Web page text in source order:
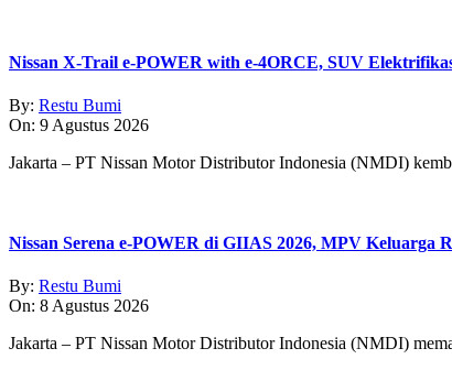
Nissan X-Trail e-POWER with e-4ORCE, SUV
By: Restu Bumi
On: 9 Agustus 2026
Jakarta – PT Nissan Motor Distributor Indonesia (NMDI)
Nissan Serena e-POWER di GIIAS 2026, MPV Keluarga
By: Restu Bumi
On: 8 Agustus 2026
Jakarta – PT Nissan Motor Distributor Indonesia (NMDI)